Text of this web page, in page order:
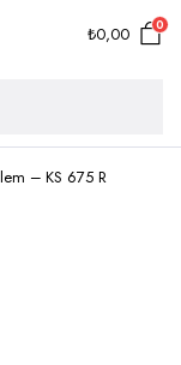
₺0,00 0
– KS 675 R